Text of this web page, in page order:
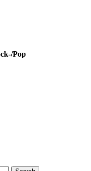
Pop